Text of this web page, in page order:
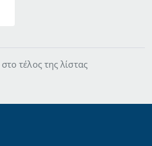
τέλος της λίστας